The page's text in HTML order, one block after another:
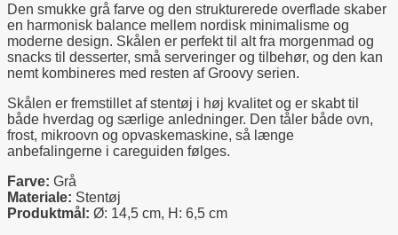
Den smukke grå farve og den strukturerede overflade skaber
en harmonisk balance mellem nordisk minimalisme og
moderne design. Skålen er perfekt til alt fra morgenmad og
snacks til desserter, små serveringer og tilbehør, og den kan
nemt kombineres med resten af Groovy serien.
Skålen er fremstillet af stentøj i høj kvalitet og er skabt til
både hverdag og særlige anledninger. Den tåler både ovn,
frost, mikroovn og opvaskemaskine, så længe
anbefalingerne i careguiden følges.
Farve: Grå
Materiale: Stentøj
Produktmål: Ø: 14,5 cm, H: 6,5 cm